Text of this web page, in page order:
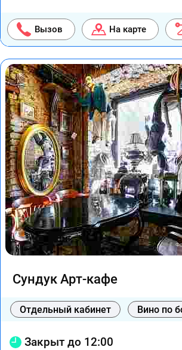
Вызов На карте
Сундук Арт-кафе
Отдельный кабинет Вино по
Закрыт до 12:00